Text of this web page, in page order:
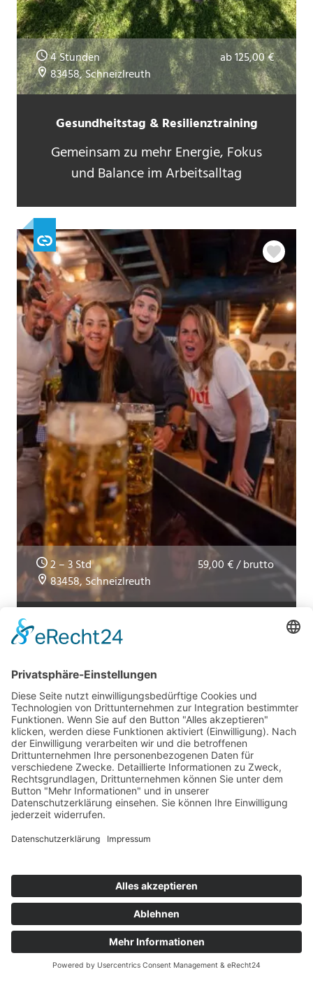
Gesundheitstag & Resilienztraining
Gemeinsam zu mehr Energie, Fokus
und Balance im Arbeitsalltag
4 Stunden
ab 125,00 €
83458, Schneizlreuth
Bayerische Olympiade
Firmenevents in Bayern
2 – 3 Std
59,00 € / brutto
83458, Schneizlreuth